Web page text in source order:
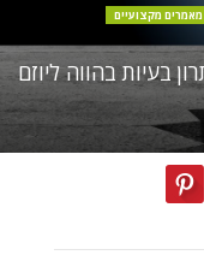
מאמרים מקצועיים
בעיות בהווה ליוזם